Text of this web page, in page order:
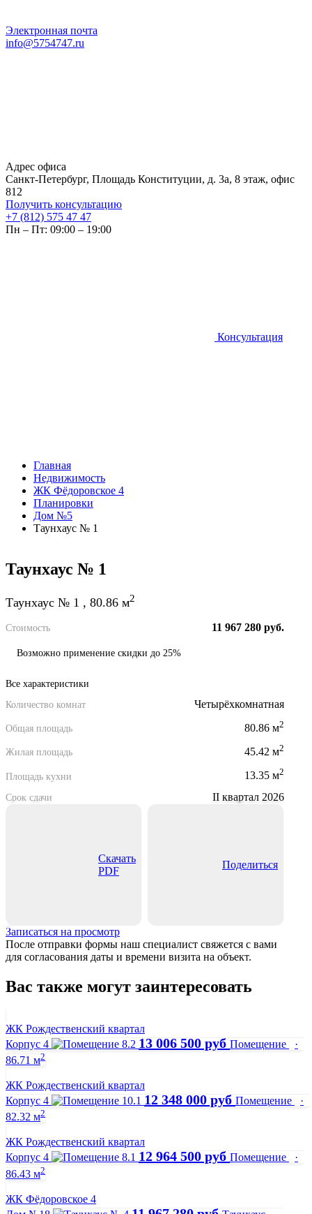
Электронная почта
info@5754747.ru
Адрес офиса
Санкт-Петербург, Площадь Конституции, д. 3а, 8 этаж, офис
812
Получить консультацию
+7 (812) 575 47 47
Пн – Пт: 09:00 – 19:00
Консультация
Главная
Недвижимость
ЖК Фёдоровское 4
Планировки
Дом №5
Таунхаус № 1
Таунхаус № 1
Таунхаус № 1 , 80.86 м2
Стоимость 11 967 280 руб.
Возможно применение скидки до 25%
Все характеристики
Количество комнат
Четырёхкомнатная
Общая площадь 80.86 м2
Жилая площадь 45.42 м2
Площадь кухни 13.35 м2
Срок сдачи II квартал 2026
Скачать
PDF
Поделиться
Записаться на просмотр
После отправки формы наш специалист свяжется с вами
для согласования даты и времени визита на объект.
Вас также могут заинтересовать
ЖК Рождественский квартал
Корпус 4
13 006 500 руб Помещение
·
86.71 м2
ЖК Рождественский квартал
Корпус 4
12 348 000 руб Помещение
·
82.32 м2
ЖК Рождественский квартал
Корпус 4
12 964 500 руб Помещение
·
86.43 м2
ЖК Фёдоровское 4